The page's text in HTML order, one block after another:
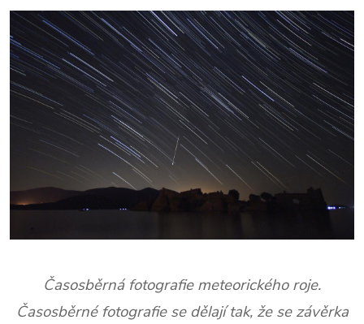
Časosběrná fotografie meteorického roje.
Časosběrné fotografie se dělají tak, že se závěrka